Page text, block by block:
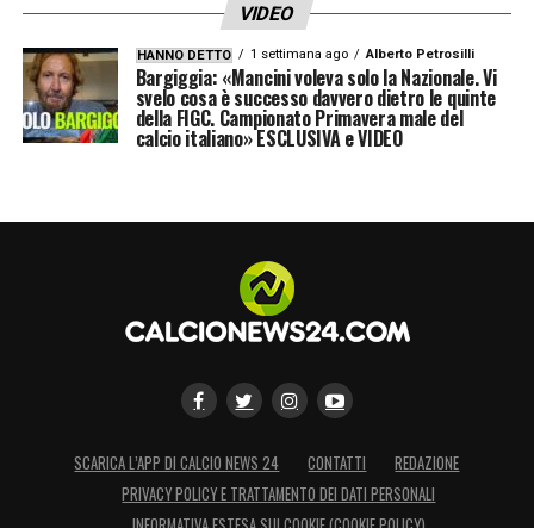
VIDEO
HANNO DETTO 1 settimana ago Alberto Petrosilli
Bargiggia: «Mancini voleva solo la Nazionale. Vi
svelo cosa è successo davvero dietro le quinte
della FIGC. Campionato Primavera male del
calcio italiano» ESCLUSIVA e VIDEO
SCARICA L’APP DI CALCIO NEWS 24 CONTATTI
REDAZIONE
PRIVACY POLICY E TRATTAMENTO DEI DATI PERSONALI